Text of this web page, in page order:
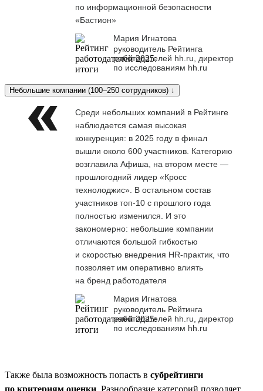
по информационной безопасности
«Бастион»
Мария Игнатова
руководитель Рейтинга
работодателей hh.ru, директор
по исследованиям hh.ru
Небольшие компании (100–250 сотрудников) ↓
Среди небольших компаний в Рейтинге
наблюдается самая высокая
конкуренция: в 2025 году в финал
вышли около 600 участников. Категорию
возглавила Афиша, на втором месте —
прошлогодний лидер «Кросс
технолоджис». В остальном состав
участников топ-10 с прошлого года
полностью изменился. И это
закономерно: небольшие компании
отличаются большой гибкостью
и скоростью внедрения HR-практик, что
позволяет им оперативно влиять
на бренд работодателя
Мария Игнатова
руководитель Рейтинга
работодателей hh.ru, директор
по исследованиям hh.ru
Также была возможность попасть в субрейтинги
по критериям оценки . Разнообразие категорий позволяет